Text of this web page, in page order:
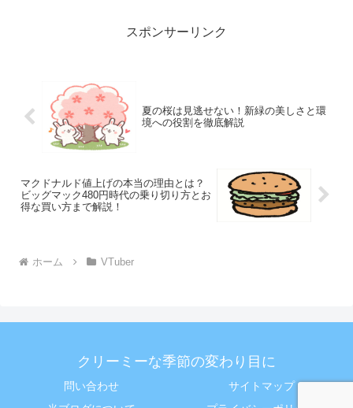
スポンサーリンク
夏の桜は見逃せない！新緑の美しさと環
境への役割を徹底解説
マクドナルド値上げの本当の理由とは？
ビッグマック480円時代の乗り切り方とお
得な買い方まで解説！
ホーム VTuber
クリーミーな季節の変わり目に
問い合わせ
サイトマップ